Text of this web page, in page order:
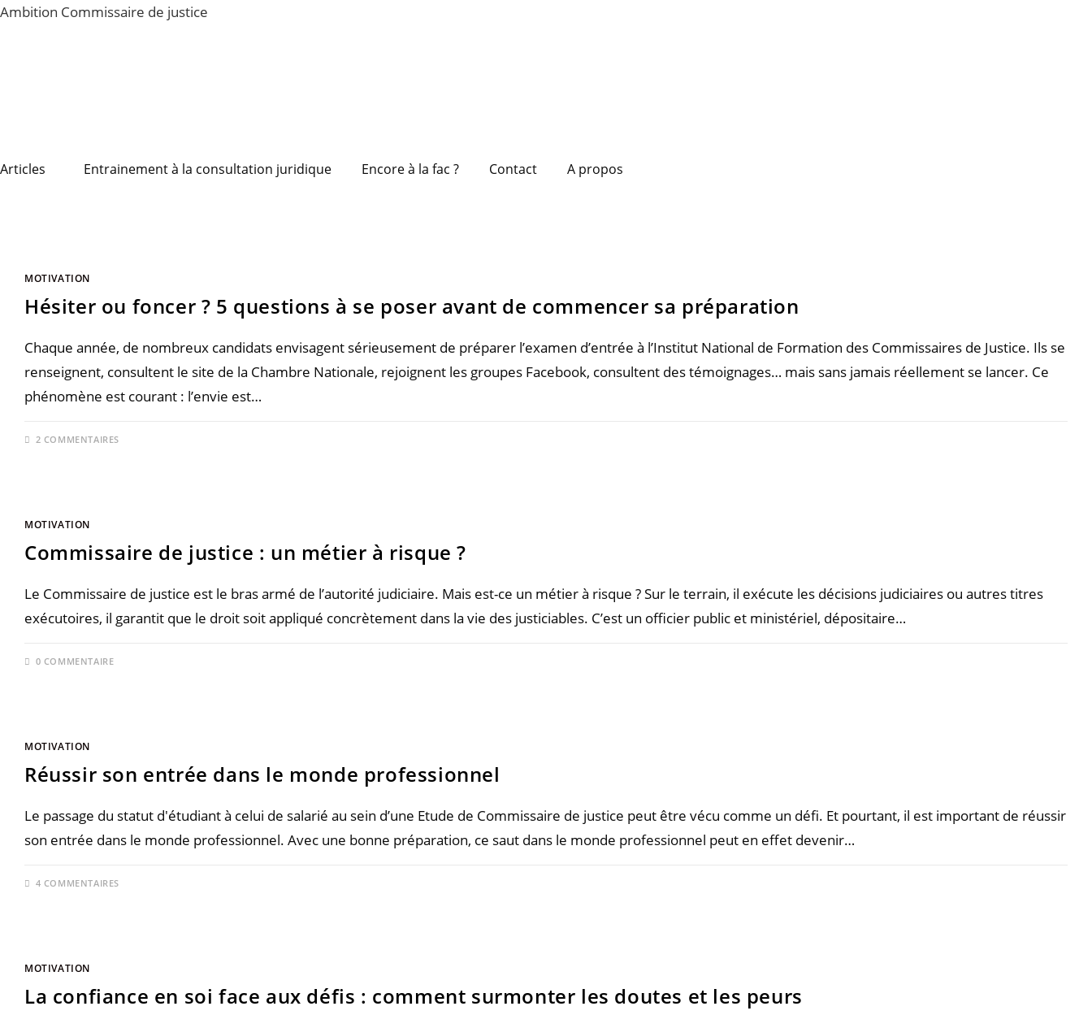
Skip
Ambition Commissaire de justice
Articles Entrainement à la consultation juridique Encore à la fac ? Contact A propos
MOTIVATION
Hésiter ou foncer ? 5 questions à se poser avant de commencer sa préparation
Chaque année, de nombreux candidats envisagent sérieusement de préparer l’examen d’entrée à l’Institut National de Formation des Commissaires de Justice. Ils se
renseignent, consultent le site de la Chambre Nationale, rejoignent les groupes Facebook, consultent des témoignages… mais sans jamais réellement se lancer. Ce
phénomène est courant : l’envie est…
2 COMMENTAIRES
MOTIVATION
Commissaire de justice : un métier à risque ?
Le Commissaire de justice est le bras armé de l’autorité judiciaire. Mais est-ce un métier à risque ? Sur le terrain, il exécute les décisions judiciaires ou autres titres
exécutoires, il garantit que le droit soit appliqué concrètement dans la vie des justiciables. C’est un officier public et ministériel, dépositaire…
0 COMMENTAIRE
MOTIVATION
Réussir son entrée dans le monde professionnel
Le passage du statut d'étudiant à celui de salarié au sein d’une Etude de Commissaire de justice peut être vécu comme un défi. Et pourtant, il est important de réussir
son entrée dans le monde professionnel. Avec une bonne préparation, ce saut dans le monde professionnel peut en effet devenir…
4 COMMENTAIRES
MOTIVATION
La confiance en soi face aux défis : comment surmonter les doutes et les peurs